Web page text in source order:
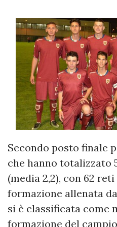
Secondo posto finale
che hanno totalizzato
(media 2,2), con 62
formazione allenata
si è classificata come
formazione del